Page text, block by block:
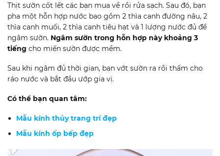
Thịt sườn cốt lết các bạn mua về rồi rửa sạch. Sau đó, bạn
pha một hỗn hợp nước bao gồm 2 thìa canh đường nâu, 2
thìa canh muối, 2 thìa canh tiêu hạt và 1 lượng nước đủ để
ngâm sườn. Ngâm sườn trong hỗn hợp này khoảng 3
tiếng cho miến sườn được mềm.
Sau khi ngâm đủ thời gian, bạn vớt sườn ra rồi thấm cho
ráo nước và bắt đầu ướp gia vị.
Có thể bạn quan tâm:
Mẫu kính thủy trang trí đẹp
Mẫu kính ốp bếp đẹp